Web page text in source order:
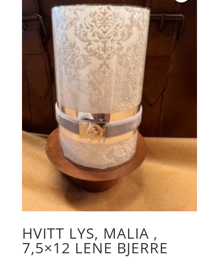
HVITT LYS, MALIA ,
7,5×12 LENE BJERRE